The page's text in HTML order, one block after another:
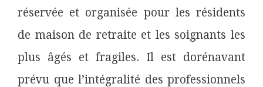
réservée et organisée pour les résidents
de maison de retraite et les soignants les
plus âgés et fragiles. Il est dorénavant
prévu que l’intégralité des professionnels